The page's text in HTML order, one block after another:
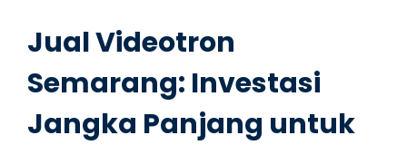
Jual Videotron
Semarang: Investasi
Jangka Panjang untuk